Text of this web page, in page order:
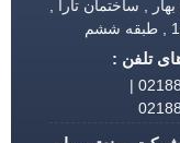
, ساختمان تارا ,
تلفن :
02188141029 |